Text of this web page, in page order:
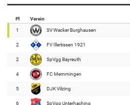
Pl Verein
1 SV Wacker Burghausen
2 FV Illertissen 1921
2 SpVgg Bayreuth
4 FC Memmingen
5 DJK Vilzing
6 SpVgg Unterhaching